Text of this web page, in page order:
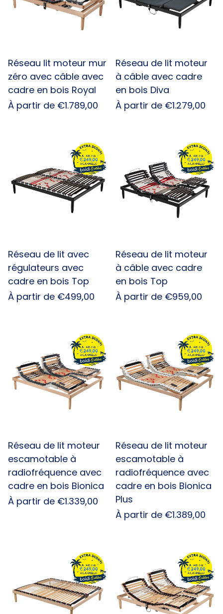
Réseau lit moteur mur
zéro avec câble avec
cadre en bois Royal
Prix
À partir de €1.789,00
Réseau de lit moteur
à câble avec cadre
en bois Diva
Prix
À partir de €1.279,00
Réseau de lit avec
régulateurs avec
cadre en bois Top
Prix
À partir de €499,00
Réseau de lit moteur
à câble avec cadre
en bois Top
Prix
À partir de €959,00
Réseau de lit moteur
escamotable à
radiofréquence avec
cadre en bois Bionica
Prix
À partir de €1.339,00
Réseau de lit moteur
escamotable à
radiofréquence avec
cadre en bois Bionica
Plus
Prix
À partir de €1.389,00